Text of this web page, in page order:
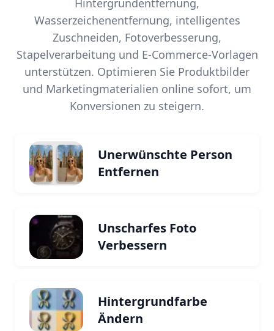
Hintergrundentfernung,
Wasserzeichenentfernung, intelligentes
Zuschneiden, Fotoverbesserung,
Stapelverarbeitung und E-Commerce-Vorlagen
unterstützen. Optimieren Sie Produktbilder
und Marketingmaterialien online sofort, um
Konversionen zu steigern.
Unerwünschte Person
Entfernen
Unscharfes Foto
Verbessern
Hintergrundfarbe
Ändern